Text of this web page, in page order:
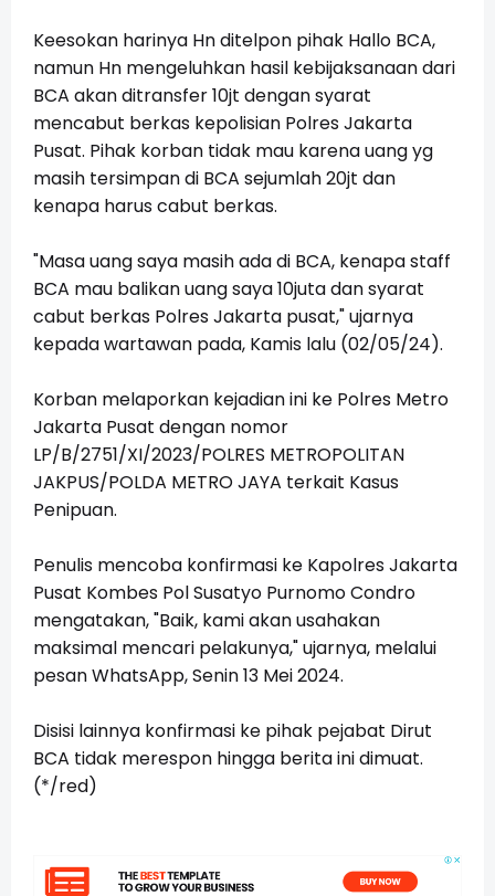
Keesokan harinya Hn ditelpon pihak Hallo BCA,
namun Hn mengeluhkan hasil kebijaksanaan dari
BCA akan ditransfer 10jt dengan syarat
mencabut berkas kepolisian Polres Jakarta
Pusat. Pihak korban tidak mau karena uang yg
masih tersimpan di BCA sejumlah 20jt dan
kenapa harus cabut berkas.
"Masa uang saya masih ada di BCA, kenapa staff
BCA mau balikan uang saya 10juta dan syarat
cabut berkas Polres Jakarta pusat," ujarnya
kepada wartawan pada, Kamis lalu (02/05/24).
Korban melaporkan kejadian ini ke Polres Metro
Jakarta Pusat dengan nomor
LP/B/2751/XI/2023/POLRES METROPOLITAN
JAKPUS/POLDA METRO JAYA terkait Kasus
Penipuan.
Penulis mencoba konfirmasi ke Kapolres Jakarta
Pusat Kombes Pol Susatyo Purnomo Condro
mengatakan, "Baik, kami akan usahakan
maksimal mencari pelakunya," ujarnya, melalui
pesan WhatsApp, Senin 13 Mei 2024.
Disisi lainnya konfirmasi ke pihak pejabat Dirut
BCA tidak merespon hingga berita ini dimuat.
(*/red)